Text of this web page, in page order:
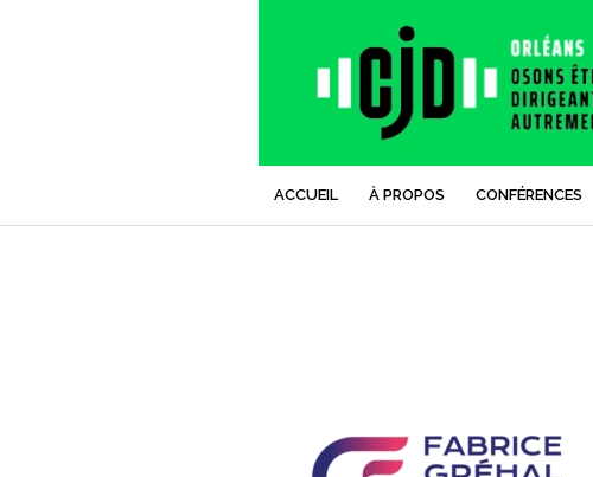
ACCUEIL À PROPOS CONFÉRENCES